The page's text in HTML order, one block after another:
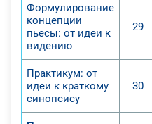
Формулирование
концепции
пьесы: от идеи к
видению
29
Практикум: от
идеи к краткому
синопсису
30